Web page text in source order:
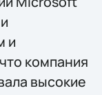
и
компания
высокие